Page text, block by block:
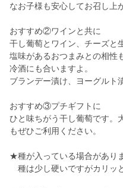
なお子様も安心してお召し上
おすすめ②ワインと共に
干し葡萄とワイン、チーズと
塩味があるおつまみとの相性
冷酒にも合いますよ。
ブランデー漬け、ヨーグルト
おすすめ③プチギフトに
ひと味ちがう干し葡萄です。
もぜひご利用ください。
★種が入っている場合があり
種は少し硬いですがカリッ